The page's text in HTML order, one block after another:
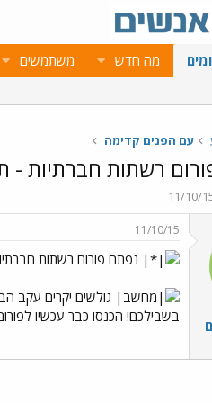
מה חדש משתמשים
עם הפנים קדימה
רשתות חברתיות -
ם
ב
11/10/
11/10/15
נפתח פורום רשתות
גולשים יקרים עקב
בשבילכם! הכנסו כבר עכשיו